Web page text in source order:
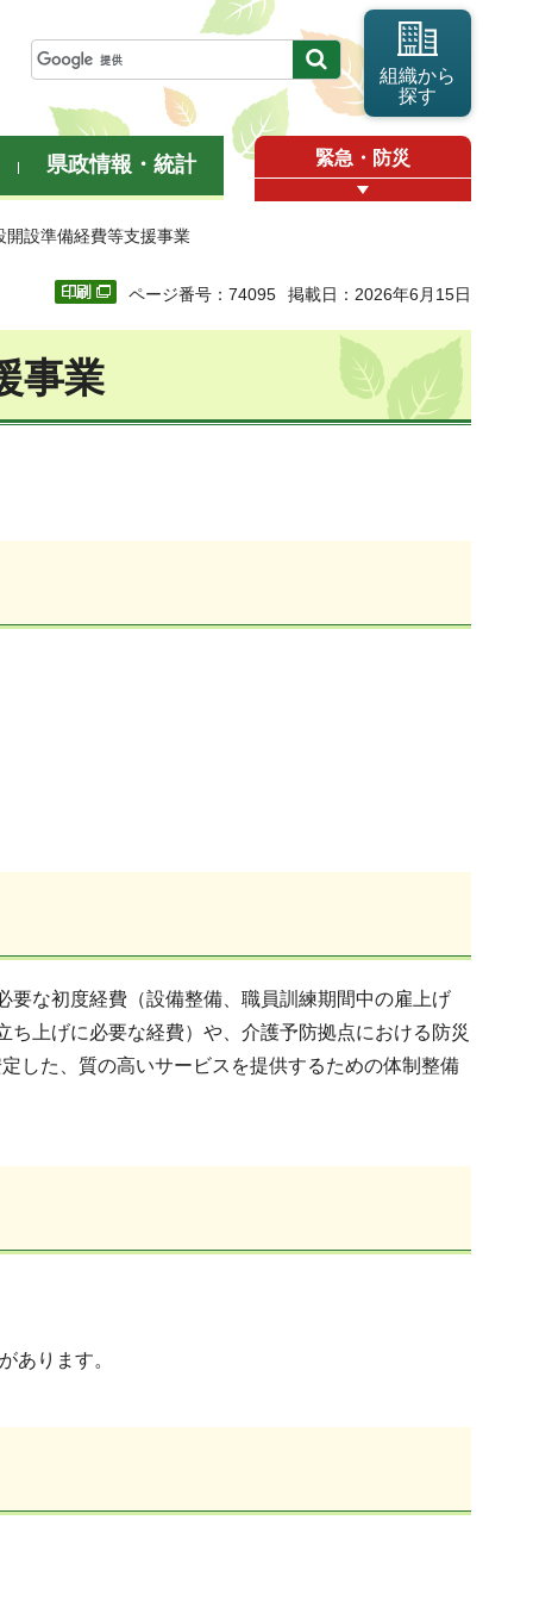
組織から
探す
県政情報・統計 緊急・防災
設準備経費等支援事業
ページ番号：74095 掲載日：2026年6月15日
事業
な初度経費（設備整備、職員訓練期間中の雇上げ
上げに必要な経費）や、介護予防拠点における防災
した、質の高いサービスを提供するための体制整備
あります。